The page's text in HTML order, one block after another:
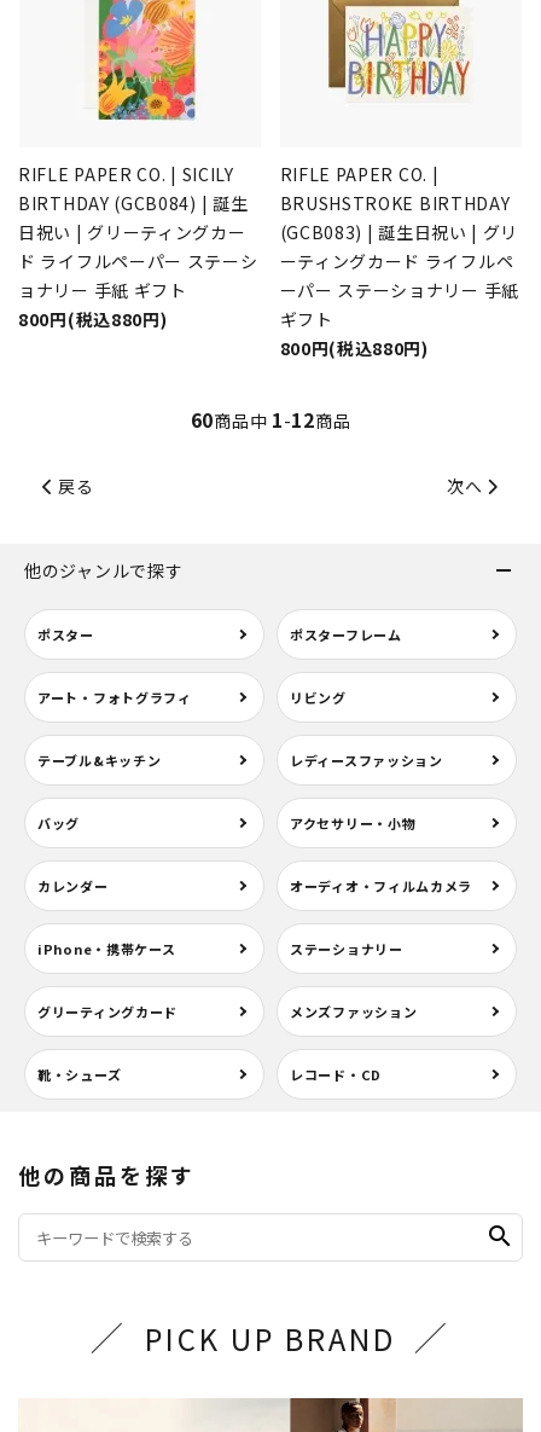
RIFLE PAPER CO. | SICILY
BIRTHDAY (GCB084) | 誕生
日祝い | グリーティングカー
ド ライフルペーパー ステーシ
ョナリー 手紙 ギフト
800円(税込880円)
RIFLE PAPER CO. |
BRUSHSTROKE BIRTHDAY
(GCB083) | 誕生日祝い | グリ
ーティングカード ライフルペ
ーパー ステーショナリー 手紙
ギフト
800円(税込880円)
60商品中 1-12商品
戻る 次へ
他のジャンルで探す
ポスター ポスターフレーム
アート・フォトグラフィ リビング
テーブル&キッチン レディースファッション
バッグ アクセサリー・小物
カレンダー オーディオ・フィルムカメラ
iPhone・携帯ケース ステーショナリー
グリーティングカード メンズファッション
靴・シューズ レコード・CD
他の商品を探す
search
PICK UP BRAND